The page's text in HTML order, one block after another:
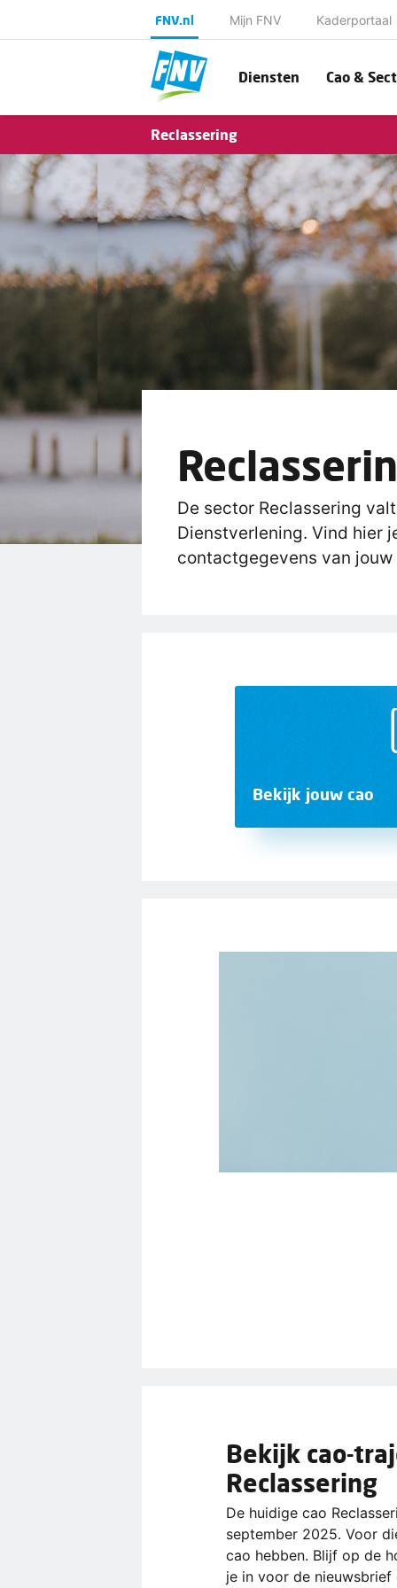
FNV.nl Mijn FNV Kaderportaal
Diensten Cao &
Reclassering
De sector Reclassering
Dienstverlening. Vind hier
contactgegevens van
Bekijk jouw cao
Bekijk cao-
Reclassering
De huidige cao
september 2025. Voor
cao hebben. Blijf op de
je in voor de nieuwsbrief